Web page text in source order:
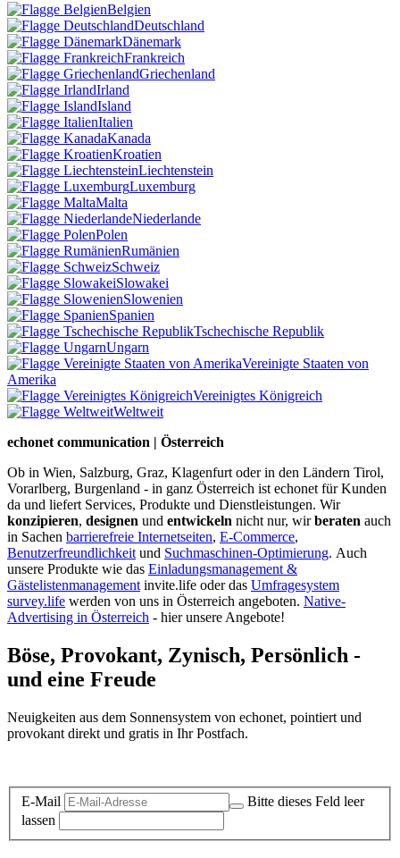
Belgien
Deutschland
Dänemark
Frankreich
Griechenland
Irland
Island
Italien
Kanada
Kroatien
Liechtenstein
Luxemburg
Malta
Niederlande
Polen
Rumänien
Schweiz
Slowakei
Slowenien
Spanien
Tschechische Republik
Ungarn
Vereinigte Staaten von
Amerika
Vereinigtes Königreich
Weltweit
echonet communication | Österreich
Ob in Wien, Salzburg, Graz, Klagenfurt oder in den Ländern Tirol,
Vorarlberg, Burgenland - in ganz Österreich ist echonet für Kunden
da und liefert Services, Produkte und Dienstleistungen. Wir
konzipieren, designen und entwickeln nicht nur, wirberaten auch
in Sachen barrierefreie Internetseiten, E-Commerce,
Benutzerfreundlichkeit und Suchmaschinen-Optimierung. Auch
unsere Produkte wie das Einladungsmanagement &
Gästelistenmanagement invite.life oder das Umfragesystem
survey.life werden von uns in Österreich angeboten. Native-
Advertising in Österreich - hier unsere Angebote!
Böse, Provokant, Zynisch, Persönlich -
und eine Freude
Neuigkeiten aus dem Sonnensystem von echonet, pointiert und
provokant direkt und gratis in Ihr Postfach.
E-Mail
Bitte dieses Feld leer
lassen